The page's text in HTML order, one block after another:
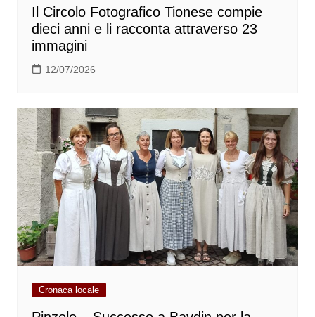
Il Circolo Fotografico Tionese compie
dieci anni e li racconta attraverso 23
immagini
12/07/2026
Cronaca locale